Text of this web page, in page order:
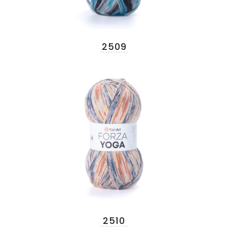
2509
2510